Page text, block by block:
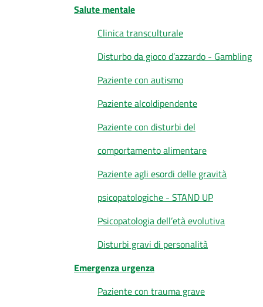
Salute mentale
Clinica transculturale
Disturbo da gioco d’azzardo - Gambling
Paziente con autismo
Paziente alcoldipendente
Paziente con disturbi del
comportamento alimentare
Paziente agli esordi delle gravità
psicopatologiche - STAND UP
Psicopatologia dell’età evolutiva
Disturbi gravi di personalità
Emergenza urgenza
Paziente con trauma grave